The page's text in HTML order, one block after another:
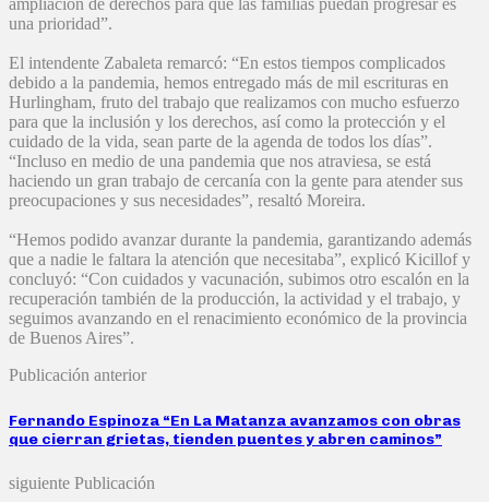
ampliación de derechos para que las familias puedan progresar es
una prioridad”.
El intendente Zabaleta remarcó: “En estos tiempos complicados
debido a la pandemia, hemos entregado más de mil escrituras en
Hurlingham, fruto del trabajo que realizamos con mucho esfuerzo
para que la inclusión y los derechos, así como la protección y el
cuidado de la vida, sean parte de la agenda de todos los días”.
“Incluso en medio de una pandemia que nos atraviesa, se está
haciendo un gran trabajo de cercanía con la gente para atender sus
preocupaciones y sus necesidades”, resaltó Moreira.
“Hemos podido avanzar durante la pandemia, garantizando además
que a nadie le faltara la atención que necesitaba”, explicó Kicillof y
concluyó: “Con cuidados y vacunación, subimos otro escalón en la
recuperación también de la producción, la actividad y el trabajo, y
seguimos avanzando en el renacimiento económico de la provincia
de Buenos Aires”.
Publicación anterior
Fernando Espinoza “En La Matanza avanzamos con obras
que cierran grietas, tienden puentes y abren caminos”
siguiente Publicación